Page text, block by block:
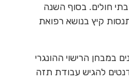
חולים. בסוף השנה
קיץ בנושא רפואת
במבחן הרישוי ההונגרי
להגיש עבודת תזה